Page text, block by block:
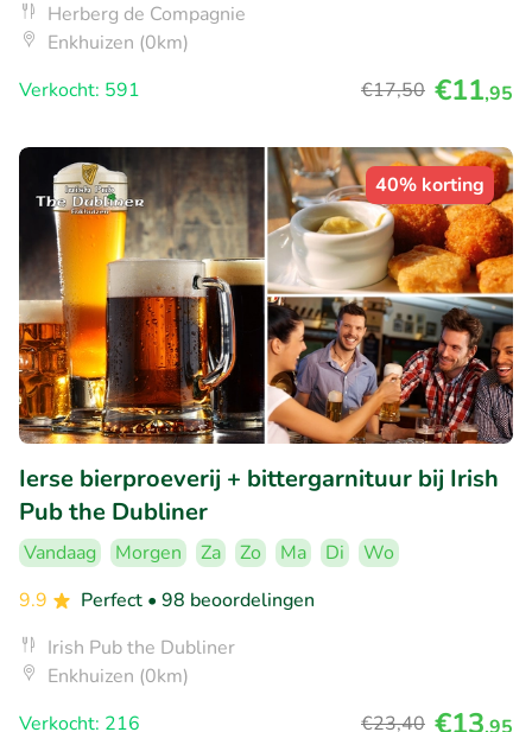
Herberg de Compagnie
Enkhuizen (0km)
Verkocht: 591
€17,50 €11,95
40% korting
Ierse bierproeverij + bittergarnituur bij Irish
Pub the Dubliner
Vandaag Morgen Za Zo Ma Di
Wo
9.9
Perfect • 98 beoordelingen
Irish Pub the Dubliner
Enkhuizen (0km)
Verkocht: 216
€23,40 €13